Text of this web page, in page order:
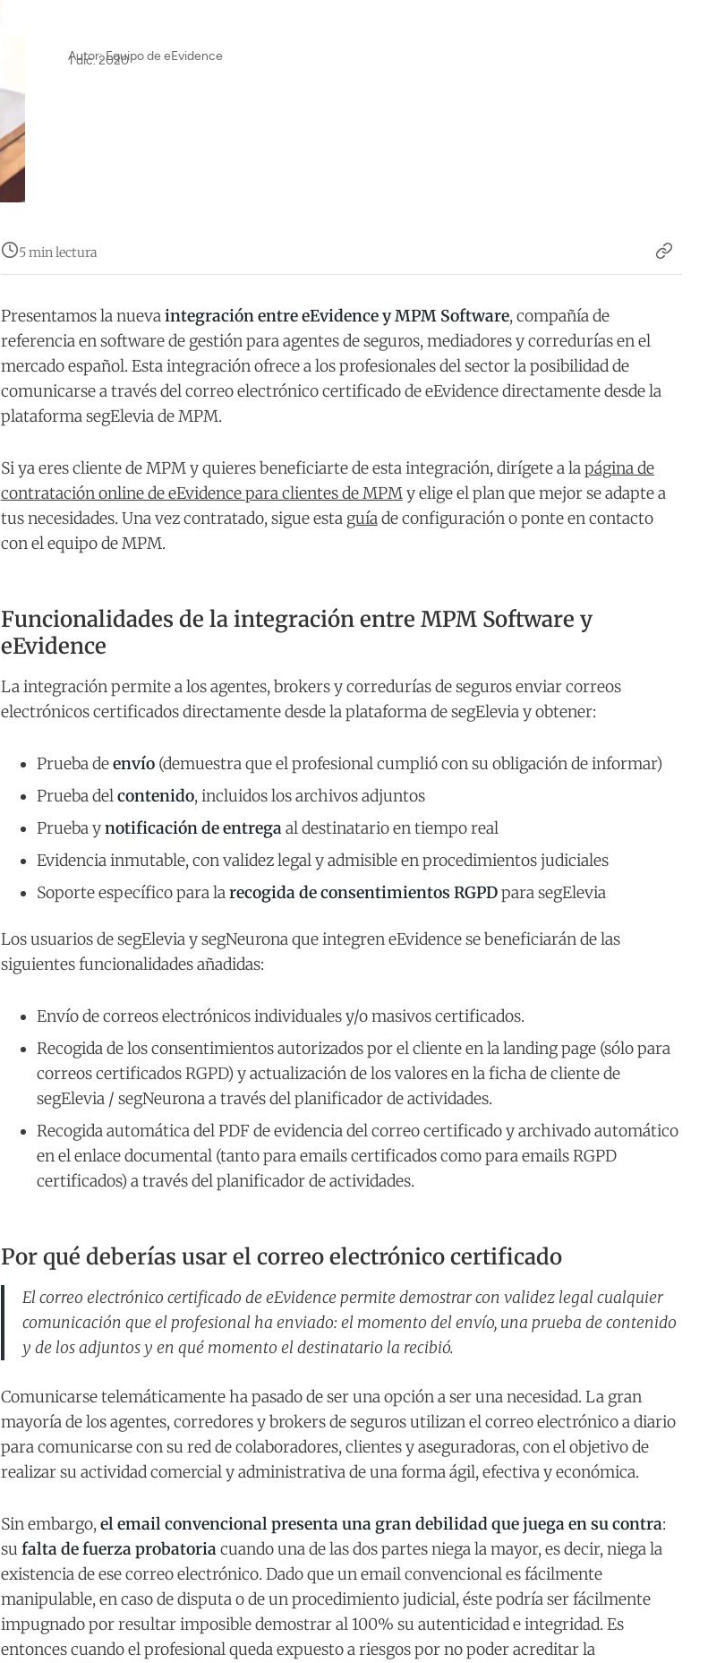
Autor: Equipo de eEvidence
1 dic. 2020
5 min lectura
Presentamos la nuevaintegración entre eEvidence y MPM Software, compañía de
referencia en software de gestión para agentes de seguros, mediadores y corredurías en el
mercado español. Esta integración ofrece a los profesionales del sector la posibilidad de
comunicarse a través del correo electrónico certificado de eEvidence directamente desde la
plataforma segElevia de MPM.
Si ya eres cliente de MPM y quieres beneficiarte de esta integración, dirígete a lapágina de
contratación online de eEvidence para clientes de MPMy elige el plan que mejor se adapte a
tus necesidades. Una vez contratado, sigue esta guíade configuración o ponte en contacto
con el equipo de MPM.
Funcionalidades de la integración entre MPM Software y
eEvidence
La integración permite a los agentes, brokers y corredurías de seguros enviar correos
electrónicos certificados directamente desde la plataforma de segElevia y obtener:
Prueba deenvío(demuestra que el profesional cumplió con su obligación de informar)
Prueba delcontenido, incluidos los archivos adjuntos
Prueba ynotificación de entregaal destinatario en tiempo real
Evidencia inmutable, con validez legal y admisible en procedimientos judiciales
Soporte específico para larecogida de consentimientos RGPDpara segElevia
Los usuarios de segElevia y segNeurona que integren eEvidence se beneficiarán de las
siguientes funcionalidades añadidas:
Envío de correos electrónicos individuales y/o masivos certificados.
Recogida de los consentimientos autorizados por el cliente en la landing page (sólo para
correos certificados RGPD) y actualización de los valores en la ficha de cliente de
segElevia / segNeurona a través del planificador de actividades.
Recogida automática del PDF de evidencia del correo certificado y archivado automático
en el enlace documental (tanto para emails certificados como para emails RGPD
certificados) a través del planificador de actividades.
Por qué deberías usar el correo electrónico certificado
El correo electrónico certificado de eEvidence permite demostrar con validez legal cualquier
comunicación que el profesional ha enviado: el momento del envío, una prueba de contenido
y de los adjuntos y en qué momento el destinatario la recibió.
Comunicarse telemáticamente ha pasado de ser una opción a ser una necesidad. La gran
mayoría de los agentes, corredores y brokers de seguros utilizan el correo electrónico a diario
para comunicarse con su red de colaboradores, clientes y aseguradoras, con el objetivo de
realizar su actividad comercial y administrativa de una forma ágil, efectiva y económica.
Sin embargo,el email convencional presenta una gran debilidad que juega en su contra:
su falta de fuerza probatoriacuando una de las dos partes niega la mayor, es decir, niega la
existencia de ese correo electrónico. Dado que un email convencional es fácilmente
manipulable, en caso de disputa o de un procedimiento judicial, éste podría ser fácilmente
impugnado por resultar imposible demostrar al 100% su autenticidad e integridad. Es
entonces cuando el profesional queda expuesto a riesgos por no poder acreditar la